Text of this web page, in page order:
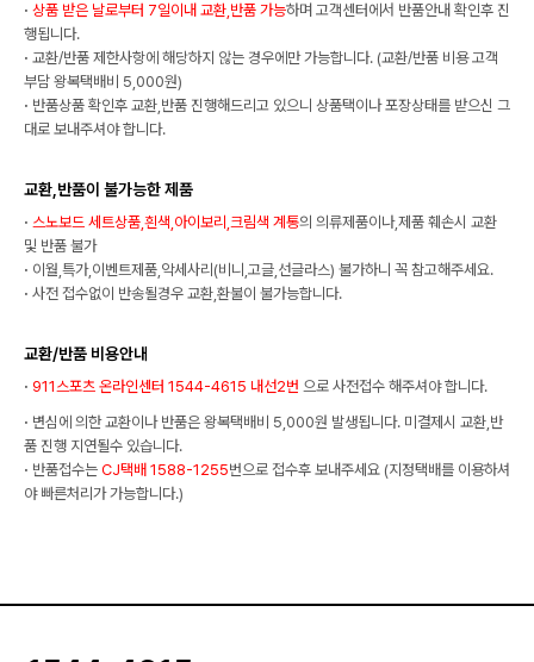
· 상품 받은 날로부터 7일이내 교환,반품 가능하며 고객센터에서 반품안내 확인후 진
행됩니다.
· 교환/반품 제한사항에 해당하지 않는 경우에만 가능합니다. (교환/반품 비용 고객
부담 왕복택배비 5,000원)
· 반품상품 확인후 교환,반품 진행해드리고 있으니 상품택이나 포장상태를 받으신 그
대로 보내주셔야 합니다.
교환,반품이 불가능한 제품
· 스노보드 세트상품,흰색,아이보리,크림색 계통의 의류제품이나,제품 훼손시 교환
및 반품 불가
· 이월,특가,이벤트제품,악세사리(비니,고글,선글라스) 불가하니 꼭 참고해주세요.
· 사전 접수없이 반송될경우 교환,환불이 불가능합니다.
교환/반품 비용안내
· 911스포츠 온라인센터 1544-4615 내선2번 으로 사전접수 해주셔야 합니다.
· 변심에 의한 교환이나 반품은 왕복택배비 5,000원 발생됩니다. 미결제시 교환,반
품 진행 지연될수 있습니다.
· 반품접수는 CJ택배 1588-1255번으로 접수후 보내주세요 (지정택배를 이용하셔
야 빠른처리가 가능합니다.)